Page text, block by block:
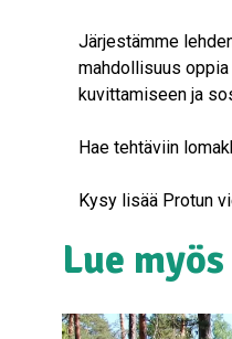
Järjestämme
mahdollisuus
kuvittamiseen ja
Hae tehtäviin
Kysy lisää Protun
Lue myös